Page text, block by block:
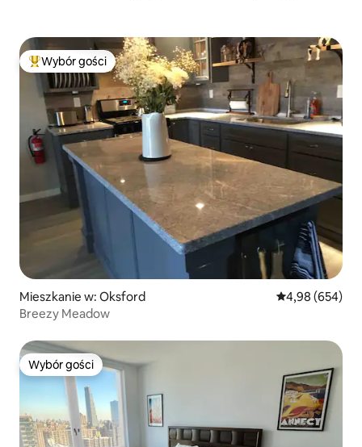
Najpopularniejsze z kategorii Wybór gości
Wybór gości
Mieszkanie w: Oksford Średnia
4,98 (654)
Breezy Meadow
Wybór gości
Wybór gości